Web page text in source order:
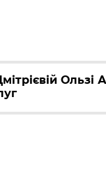
Ользі